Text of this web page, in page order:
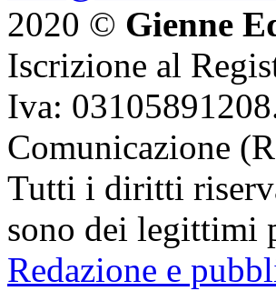
2020 © Gienne
Iscrizione al
Iva:
Comunicazione
Tutti i diritti
sono dei legittimi
Redazione e